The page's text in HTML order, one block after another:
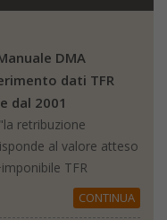
DMA
dati TFR
dal 2001
retribuzione
al valore atteso
TFR
CONTINUA